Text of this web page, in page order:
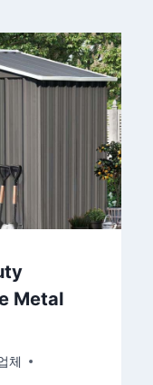
Metal
체